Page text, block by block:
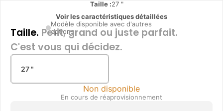
Taille :27 "
Voir les caractéristiques détaillées
Modèle disponible avec d'autres
options
Taille. Petit, grand ou juste parfait.
C'est vous qui décidez.
27 "
Non disponible
En cours de réaprovisionnement